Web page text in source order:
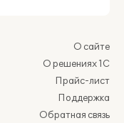
О сайте
О решениях 1С
Прайс-лист
Поддержка
Обратная связь